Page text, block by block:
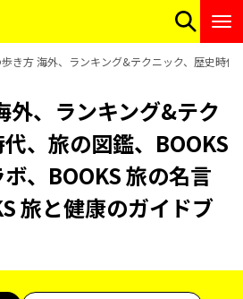
き方 海外、ランキング&テクニック、歴史時代
外、ランキング&テク
、旅の図鑑、BOOKS
、BOOKS 旅の名言
旅と健康のガイドブ